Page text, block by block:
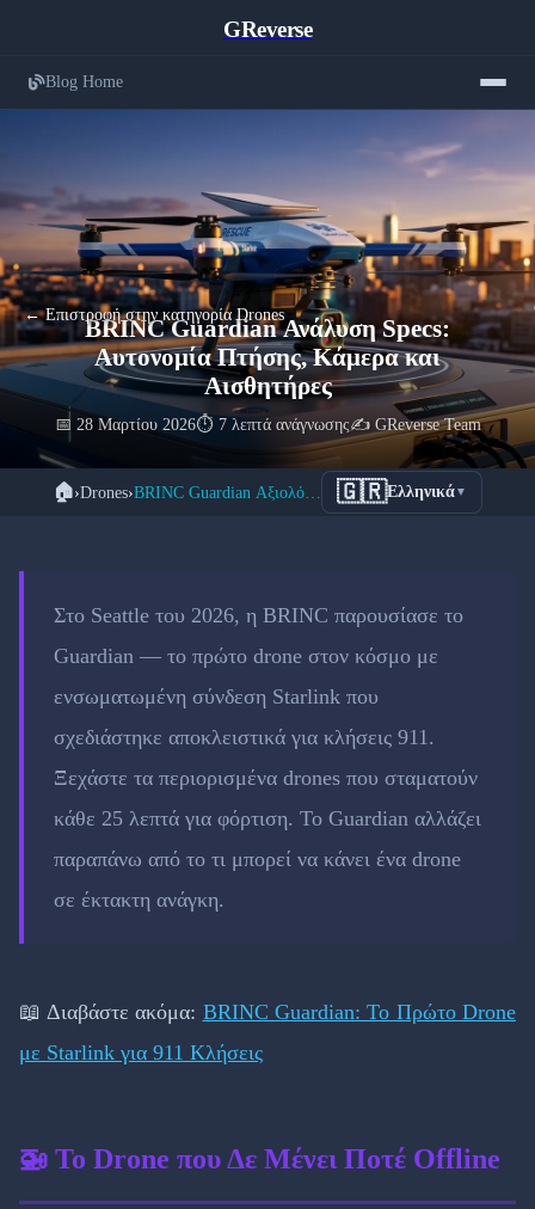
GReverse
Blog Home
← Επιστροφή στην κατηγορία Drones
BRINC Guardian Ανάλυση Specs:
Αυτονομία Πτήσης, Κάμερα και
Αισθητήρες
📅 28 Μαρτίου 2026⏱️ 7 λεπτά ανάγνωσης✍️ GReverse Team
🏠›Drones› 🇬🇷Ελληνικά▼
Στο Seattle του 2026, η BRINC παρουσίασε το
Guardian — το πρώτο drone στον κόσμο με
ενσωματωμένη σύνδεση Starlink που
σχεδιάστηκε αποκλειστικά για κλήσεις 911.
Ξεχάστε τα περιορισμένα drones που σταματούν
κάθε 25 λεπτά για φόρτιση. Το Guardian αλλάζει
παραπάνω από το τι μπορεί να κάνει ένα drone
σε έκτακτη ανάγκη.
📖 Διαβάστε ακόμα: BRINC Guardian: Το Πρώτο Drone
με Starlink για 911 Κλήσεις
🚁 Το Drone που Δε Μένει Ποτέ Offline